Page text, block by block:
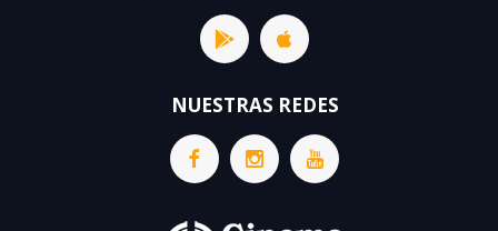
NUESTRAS REDES